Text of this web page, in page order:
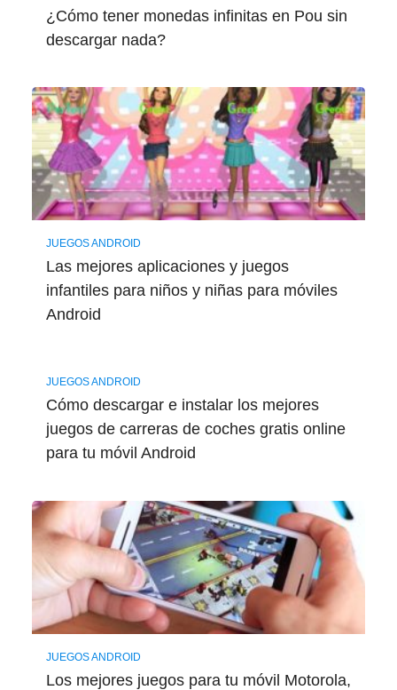
¿Cómo tener monedas infinitas en Pou sin
descargar nada?
JUEGOS ANDROID
Las mejores aplicaciones y juegos
infantiles para niños y niñas para móviles
Android
JUEGOS ANDROID
Cómo descargar e instalar los mejores
juegos de carreras de coches gratis online
para tu móvil Android
JUEGOS ANDROID
Los mejores juegos para tu móvil Motorola,